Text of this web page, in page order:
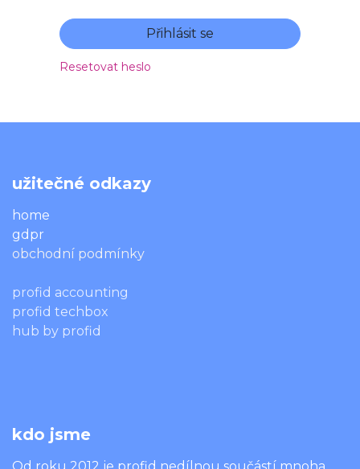
Přihlásit se
Resetovat heslo
užitečné odkazy
home
gdpr
obchodní podmínky
profid accounting
profid techbox
hub by profid
kdo jsme